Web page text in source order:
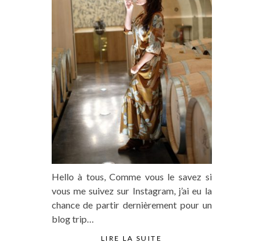
Hello à tous, Comme vous le savez si
vous me suivez sur Instagram, j’ai eu la
chance de partir dernièrement pour un
blog trip…
LIRE LA SUITE